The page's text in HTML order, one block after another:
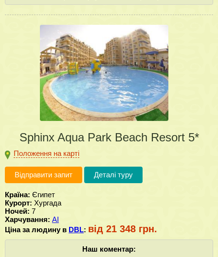
Sphinx Aqua Park Beach Resort 5*
Положення на карті
Відправити запит Деталі туру
Країна: Єгипет
Курорт: Хургада
Ночей: 7
Харчування: AI
Ціна за людину в DBL: від 21 348 грн.
Наш коментар: